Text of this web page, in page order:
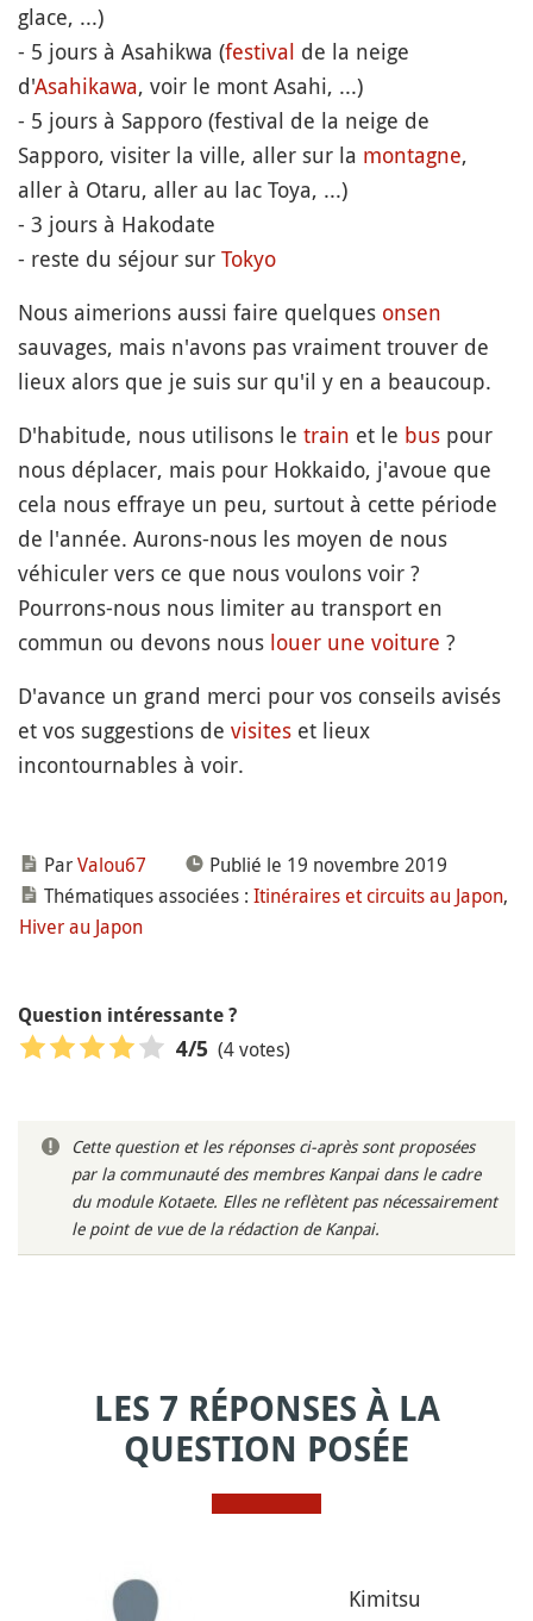
glace, ...)
- 5 jours à Asahikwa (festival de la neige
d'Asahikawa, voir le mont Asahi, ...)
- 5 jours à Sapporo (festival de la neige de
Sapporo, visiter la ville, aller sur la montagne,
aller à Otaru, aller au lac Toya, ...)
- 3 jours à Hakodate
- reste du séjour sur Tokyo
Nous aimerions aussi faire quelques onsen
sauvages, mais n'avons pas vraiment trouver de
lieux alors que je suis sur qu'il y en a beaucoup.
D'habitude, nous utilisons le train et le bus pour
nous déplacer, mais pour Hokkaido, j'avoue que
cela nous effraye un peu, surtout à cette période
de l'année. Aurons-nous les moyen de nous
véhiculer vers ce que nous voulons voir ?
Pourrons-nous nous limiter au transport en
commun ou devons nous louer une voiture ?
D'avance un grand merci pour vos conseils avisés
et vos suggestions de visites et lieux
incontournables à voir.
ParValou67
Publié le 19 novembre 2019
Thématiques associées : Itinéraires et circuits au Japon,
Hiver au Japon
Question intéressante ?
4/5 (4 votes)
Cette question et les réponses ci-après sont proposées
par la communauté des membres Kanpai dans le cadre
du module Kotaete. Elles ne reflètent pas nécessairement
le point de vue de la rédaction de Kanpai.
LES 7 RÉPONSES À LA
QUESTION POSÉE
Kimitsu